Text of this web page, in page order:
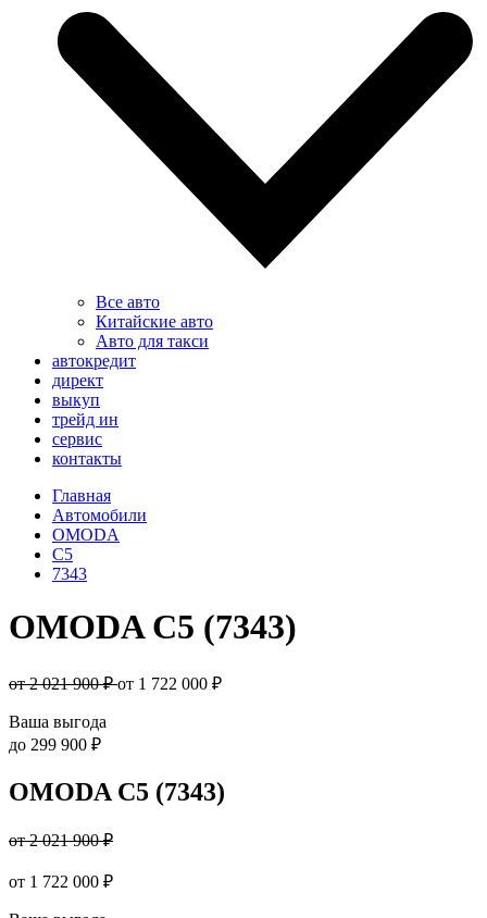
Все авто
Китайские авто
Авто для такси
автокредит
директ
выкуп
трейд ин
сервис
контакты
Главная
Автомобили
OMODA
C5
7343
OMODA C5 (7343)
от 2 021 900 ₽от 1 722 000 ₽
Ваша выгода
до 299 900 ₽
OMODA C5 (7343)
от 2 021 900 ₽
от 1 722 000 ₽